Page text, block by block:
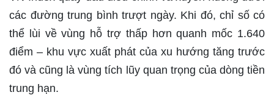
các đường trung bình trượt ngày. Khi đó, chỉ số có
thể lùi về vùng hỗ trợ thấp hơn quanh mốc 1.640
điểm – khu vực xuất phát của xu hướng tăng trước
đó và cũng là vùng tích lũy quan trọng của dòng tiền
trung hạn.